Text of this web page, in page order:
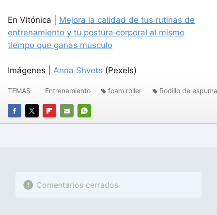
En Vitónica | Mejora la calidad de tus rutinas de
entrenamiento y tu postura corporal al mismo
tiempo que ganas músculo
Imágenes | Anna Shvets (Pexels)
FACEBOOK
TWITTERFLIPBOARD
E-
WHATSAPP
TEMAS Entrenamiento foam roller Rodillo de espuma
Comentarios cerrados